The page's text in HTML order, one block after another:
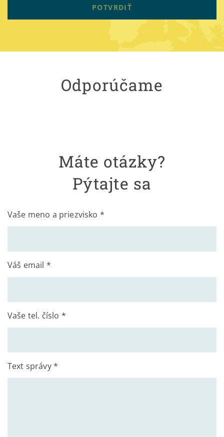
POTVRDIŤ
Odporúčame
Máte otázky?
Pýtajte sa
Vaše meno a priezvisko *
Váš email *
Vaše tel. číslo *
Text správy *